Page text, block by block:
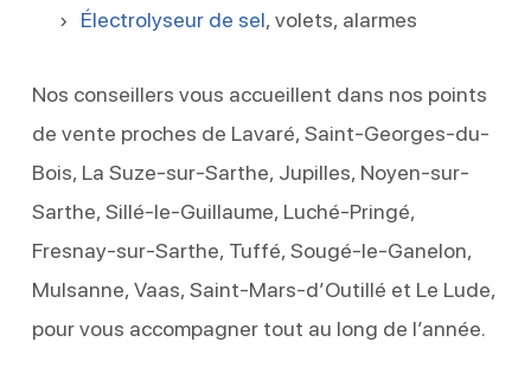
Électrolyseur de sel, volets, alarmes
Nos conseillers vous accueillent dans nos points
de vente proches de Lavaré, Saint-Georges-du-
Bois, La Suze-sur-Sarthe, Jupilles, Noyen-sur-
Sarthe, Sillé-le-Guillaume, Luché-Pringé,
Fresnay-sur-Sarthe, Tuffé, Sougé-le-Ganelon,
Mulsanne, Vaas, Saint-Mars-d’Outillé et Le Lude,
pour vous accompagner tout au long de l’année.